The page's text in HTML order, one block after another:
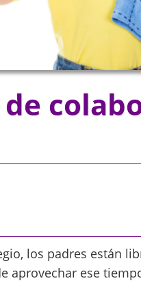
los padres están
aprovechar ese